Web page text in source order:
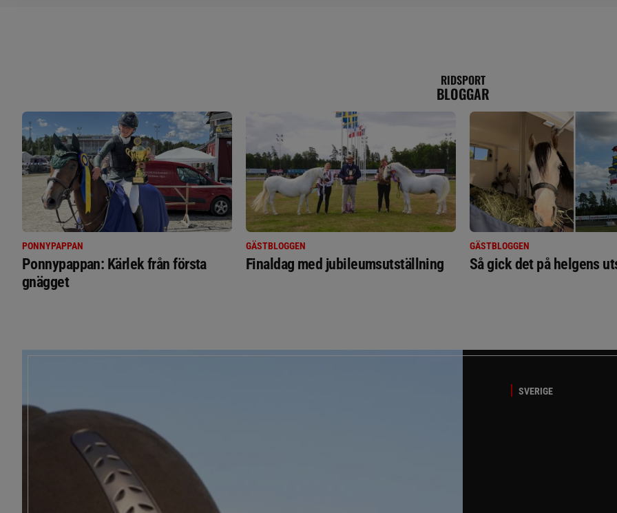
RIDSPORT
BLOGGAR
PONNYPAPPAN
Ponnypappan: Kärlek från första
gnägget
GÄSTBLOGGEN
Finaldag med jubileumsutställning
GÄSTBLOGGEN
Så gick det på helgens
SVERIGE